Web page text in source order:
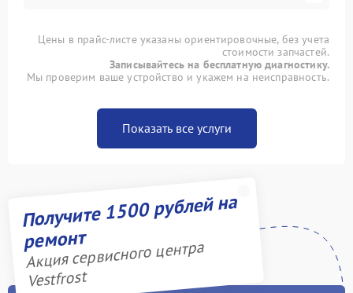
Цены в прайс-листе указаны ориентировочные, без учета
стоимости запчастей.
Записывайтесь на бесплатную диагностику.
Мы проверим ваше устройство и укажем на неисправность.
Показать все услуги
Получите 1500 рублей на
ремонт
Акция сервисного центра
Vestfrost